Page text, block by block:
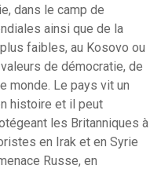
dans le camp de
ainsi que de la
faibles, au Kosovo ou
de démocratie, de
monde. Le pays vit un
histoire et il peut
les Britanniques à
en Irak et en Syrie
Russe, en